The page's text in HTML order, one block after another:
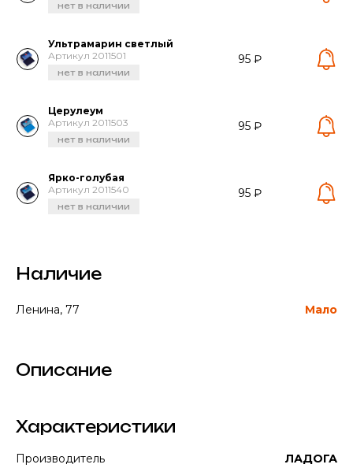
нет в наличии
Ультрамарин светлый
Артикул 2011501
нет в наличии
95 ₽
Церулеум
Артикул 2011503
нет в наличии
95 ₽
Ярко-голубая
Артикул 2011540
нет в наличии
95 ₽
Наличие
Ленина, 77 Мало
Описание
Характеристики
Производитель ЛАДОГА